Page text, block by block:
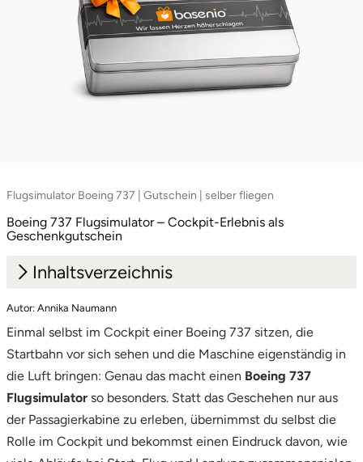
Flugsimulator Boeing 737 | Gutschein | selber fliegen
Boeing 737 Flugsimulator – Cockpit-Erlebnis als
Geschenkgutschein
Inhaltsverzeichnis
1. Boeing 737 selber fliegen: vom Start bis zur
Landung
Autor: Annika Naumann
Einmal selbst im Cockpit einer Boeing 737 sitzen, die
Startbahn vor sich sehen und die Maschine eigenständig in
die Luft bringen: Genau das macht einen Boeing 737
Flugsimulator so besonders. Statt das Geschehen nur aus
der Passagierkabine zu erleben, übernimmst du selbst die
Rolle im Cockpit und bekommst einen Eindruck davon, wie
Saarbrücken
Schweinfurt
Schwerin
Segeberg
Seligenstadt
Speyer
Stade
Steinburg